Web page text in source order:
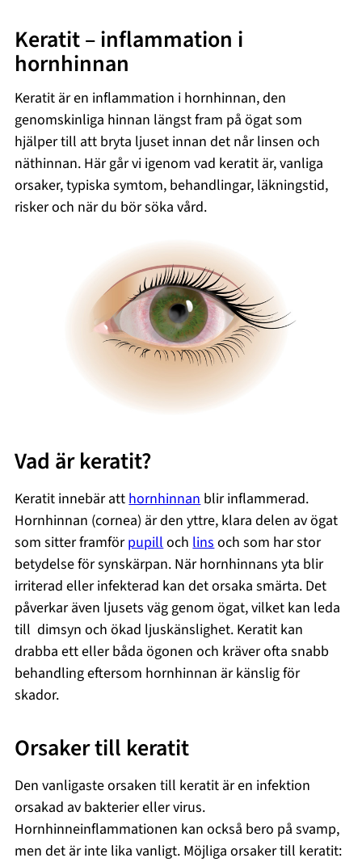
Keratit – inflammation i
hornhinnan
Keratit är en inflammation i hornhinnan, den
genomskinliga hinnan längst fram på ögat som
hjälper till att bryta ljuset innan det når linsen och
näthinnan. Här går vi igenom vad keratit är, vanliga
orsaker, typiska symtom, behandlingar, läkningstid,
risker och när du bör söka vård.
Vad är keratit?
Keratit innebär atthornhinnanblir inflammerad.
Hornhinnan (cornea) är den yttre, klara delen av ögat
som sitter framförpupillochlinsoch som har stor
betydelse för synskärpan. När hornhinnans yta blir
irriterad eller infekterad kan det orsaka smärta. Det
påverkar även ljusets väg genom ögat, vilket kan leda
till dimsyn och ökad ljuskänslighet. Keratit kan
drabba ett eller båda ögonen och kräver ofta snabb
behandling eftersom hornhinnan är känslig för
skador.
Orsaker till keratit
Den vanligaste orsaken till keratit är en infektion
orsakad av bakterier eller virus.
Hornhinneinflammationen kan också bero på svamp,
men det är inte lika vanligt. Möjliga orsaker till keratit: